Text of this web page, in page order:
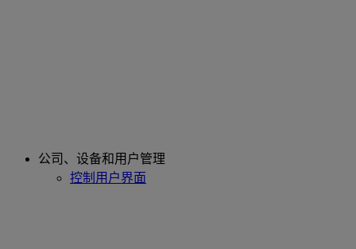
公司、设备和用户管理
控制用户界面